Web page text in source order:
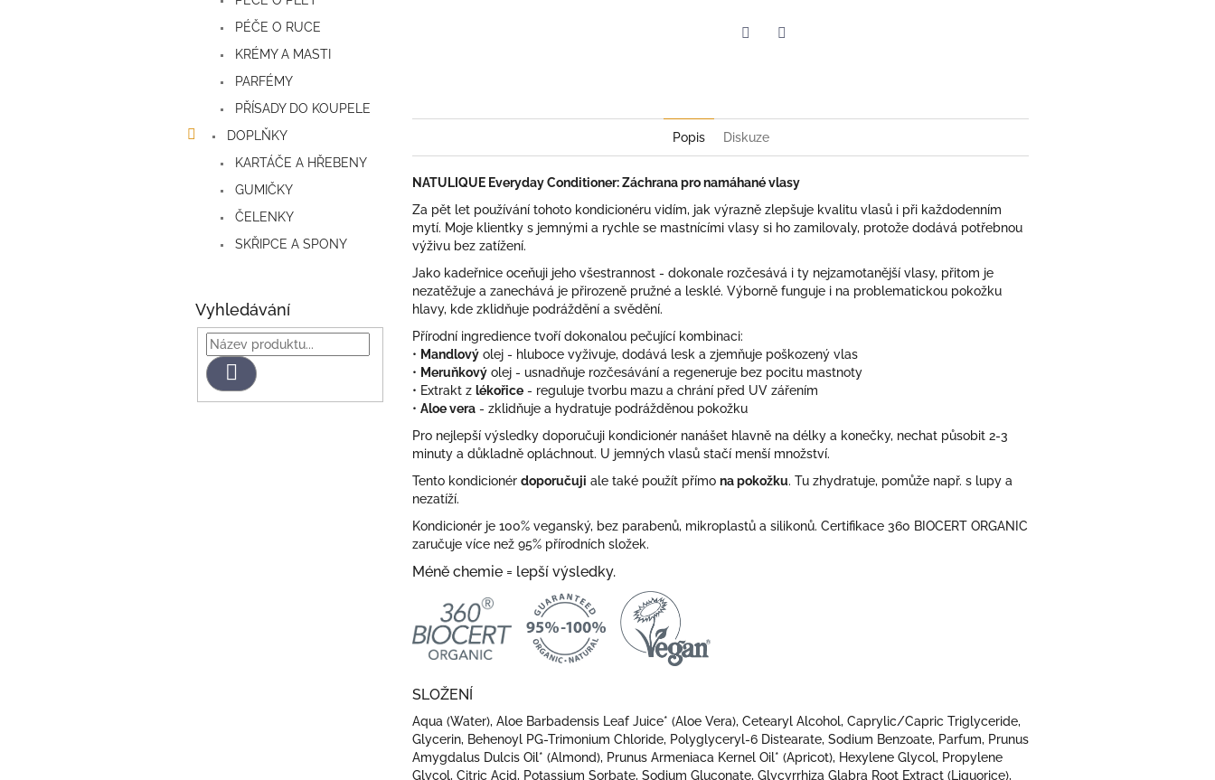
PÉČE O RUCE
KRÉMY A MASTI
PARFÉMY
PŘÍSADY DO KOUPELE
DOPLŇKY
KARTÁČE A HŘEBENY
GUMIČKY
ČELENKY
SKŘIPCE A SPONY
Vyhledávání
Hledat
Popis Diskuze
NATULIQUE Everyday Conditioner: Záchrana pro namáhané vlasy
Za pět let používání tohoto kondicionéru vidím, jak výrazně zlepšuje kvalitu vlasů i při každodenním
mytí. Moje klientky s jemnými a rychle se mastnícími vlasy si ho zamilovaly, protože dodává potřebnou
výživu bez zatížení.
Jako kadeřnice oceňuji jeho všestrannost - dokonale rozčesává i ty nejzamotanější vlasy, přitom je
nezatěžuje a zanechává je přirozeně pružné a lesklé. Výborně funguje i na problematickou pokožku
hlavy, kde zklidňuje podráždění a svědění.
Přírodní ingredience tvoří dokonalou pečující kombinaci:
• Mandlový olej - hluboce vyživuje, dodává lesk a zjemňuje poškozený vlas
• Meruňkový olej - usnadňuje rozčesávání a regeneruje bez pocitu mastnoty
• Extrakt z lékořice - reguluje tvorbu mazu a chrání před UV zářením
• Aloe vera - zklidňuje a hydratuje podrážděnou pokožku
Pro nejlepší výsledky doporučuji kondicionér nanášet hlavně na délky a konečky, nechat působit 2-3
minuty a důkladně opláchnout. U jemných vlasů stačí menší množství.
Tento kondicionér doporučuji ale také použít přímo na pokožku. Tu zhydratuje, pomůže např. s lupy a
nezatíží.
Kondicionér je 100% veganský, bez parabenů, mikroplastů a silikonů. Certifikace 360 BIOCERT ORGANIC
zaručuje více než 95% přírodních složek.
Méně chemie = lepší výsledky.
SLOŽENÍ
Aqua (Water), Aloe Barbadensis Leaf Juice* (Aloe Vera), Cetearyl Alcohol, Caprylic/Capric Triglyceride,
Glycerin, Behenoyl PG-Trimonium Chloride, Polyglyceryl-6 Distearate, Sodium Benzoate, Parfum, Prunus
Amygdalus Dulcis Oil* (Almond), Prunus Armeniaca Kernel Oil* (Apricot), Hexylene Glycol, Propylene
Glycol, Citric Acid, Potassium Sorbate, Sodium Gluconate, Glycyrrhiza Glabra Root Extract (Liquorice),